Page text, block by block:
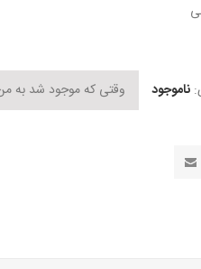
ناموجود